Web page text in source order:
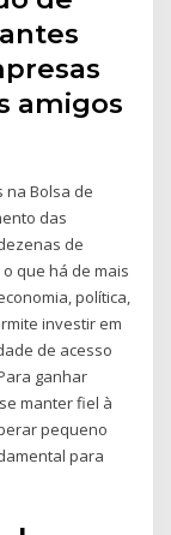
amigos
na Bolsa de
das
de
que há de mais
política,
investir em
de acesso
ganhar
manter fiel à
pequeno
para